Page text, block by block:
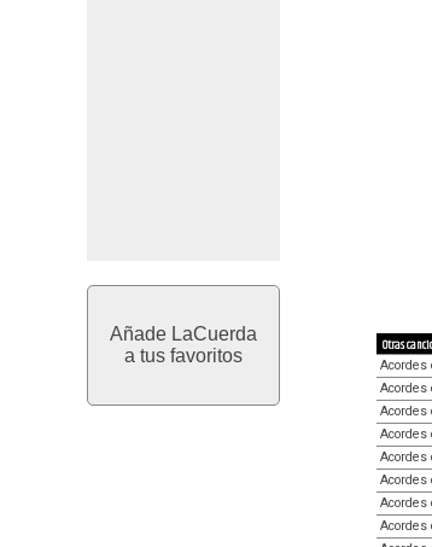
Añade LaCuerda
a tus favoritos
Otras
Acordes
Acordes
Acordes
Acordes
Acordes
Acordes
Acordes
Acordes